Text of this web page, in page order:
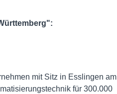
mit Sitz in Esslingen am
für 300.000